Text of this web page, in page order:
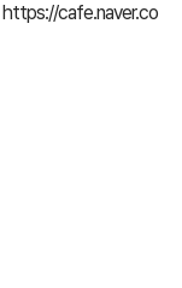
https://cafe.naver.co